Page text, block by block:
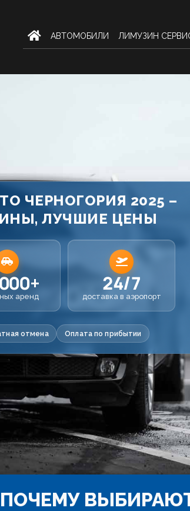
AВТОМОБИЛИ ЛИМУЗИН
ЧЕРНОГОРИЯ 2025 –
ЛУЧШИЕ ЦЕНЫ
аренд
24/7
доставка в аэропорт
отмена Оплата по прибытии
ПОЧЕМУ